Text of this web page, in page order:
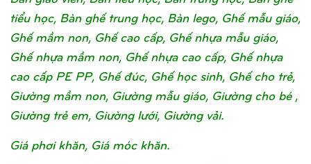
tiểu học, Bàn ghế trung học, Bàn lego, Ghế mẫu giáo,
Ghế mầm non, Ghế cao cấp, Ghế nhựa mẫu giáo,
Ghế nhựa mầm non, Ghế nhựa cao cấp, Ghế nhựa
cao cấp PE PP, Ghế đúc, Ghế học sinh, Ghế cho trẻ,
Giường mầm non, Giường mẫu giáo, Giường cho bé ,
Giường trẻ em, Giường lưới, Giường vải.
Giá phơi khăn, Giá móc khăn.